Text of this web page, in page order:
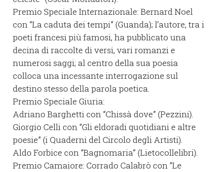
Premio Speciale Internazionale: Bernard Noel
con “La caduta dei tempi” (Guanda); l’autore, tra i
poeti francesi più famosi, ha pubblicato una
decina di raccolte di versi, vari romanzi e
numerosi saggi; al centro della sua poesia
colloca una incessante interrogazione sul
destino stesso della parola poetica.
Premio Speciale Giuria:
Adriano Barghetti con “Chissà dove” (Pezzini).
Giorgio Celli con “Gli eldoradi quotidiani e altre
poesie” (i Quaderni del Circolo degli Artisti).
Aldo Forbice con “Bagnomaria” (Lietocollelibri).
Premio Camaiore: Corrado Calabrò con “Le